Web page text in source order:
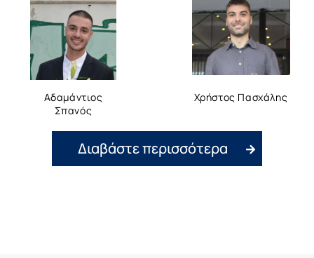
Αδαμάντιος
Σπανός
Χρήστος Πασχάλης
Διαβάστε περισσότερα